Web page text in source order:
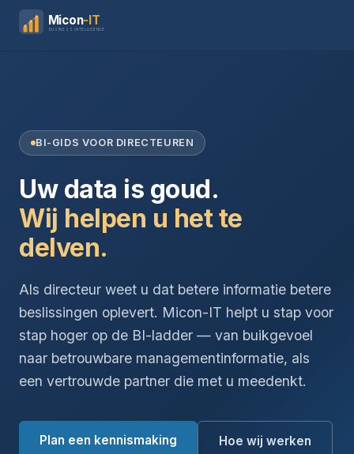
Micon-IT
BUSINESS INTELLIGENCE
BI-GIDS VOOR DIRECTEUREN
Uw data is goud.
Wij helpen u het te
delven.
Als directeur weet u dat betere informatie betere
beslissingen oplevert. Micon-IT helpt u stap voor
stap hoger op de BI-ladder — van buikgevoel
naar betrouwbare managementinformatie, als
een vertrouwde partner die met u meedenkt.
Plan een kennismaking Hoe wij werken